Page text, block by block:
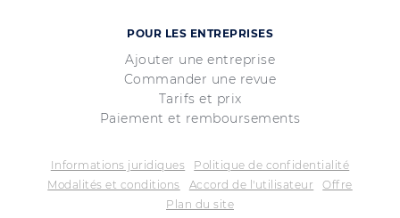
POUR LES ENTREPRISES
Ajouter une entreprise
Commander une revue
Tarifs et prix
Paiement et remboursements
Informations juridiques
Politique de confidentialité
Modalités et conditions
Accord de l'utilisateur
Offre
Plan du site